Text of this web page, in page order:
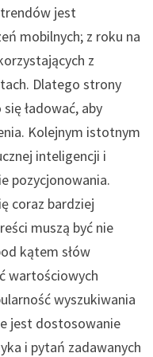
jest
mobilnych; z roku na
z
Dlatego strony
ładować, aby
Kolejnym istotnym
inteligencji i
pozycjonowania.
coraz bardziej
muszą być nie
kątem słów
wartościowych
wyszukiwania
jest dostosowanie
i pytań zadawanych